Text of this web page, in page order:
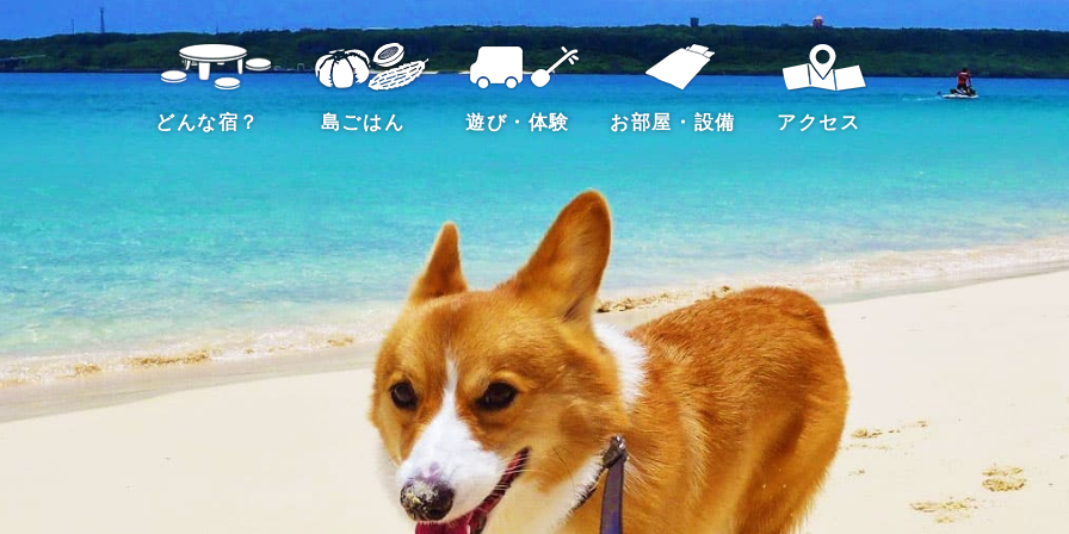
どんな宿？ 島ごはん 遊び・体験 お部屋・設備 アクセス